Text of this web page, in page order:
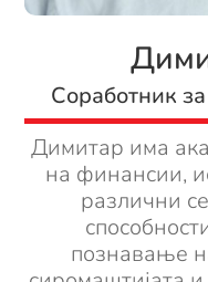
Соработник
Димитар има
на финансии,
различни
познавање